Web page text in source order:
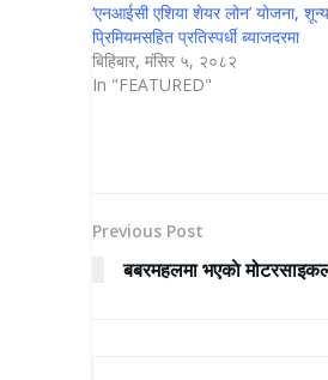
‘एनआईसी एशिया शेयर लोन’ योजना, शून्य
प्रिमियमसहित प्रतिस्पर्धी ब्याजदरमा
बिहिबार, मंसिर ५, २०८२
In "FEATURED"
Previous Post
बबरमहलमा भएकाे